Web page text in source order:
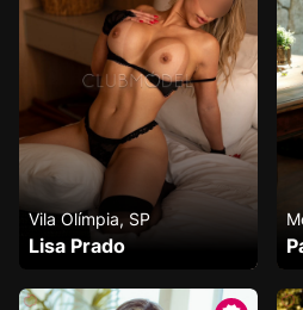
Vila Olímpia, SP
Lisa Prado